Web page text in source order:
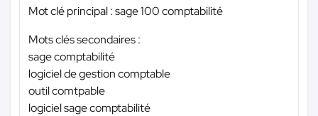
Mot clé principal : sage 100 comptabilité
Mots clés secondaires :
sage comptabilité
logiciel de gestion comptable
outil comtpable
logiciel sage comptabilité